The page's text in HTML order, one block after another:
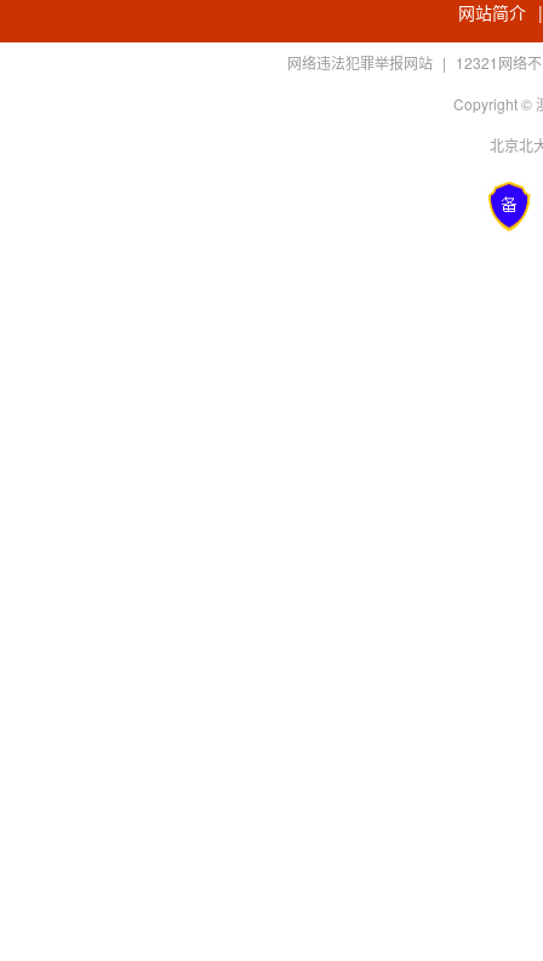
网站简介
网络违法犯罪举报网站 | 12321网络
Copyright ©
北京北